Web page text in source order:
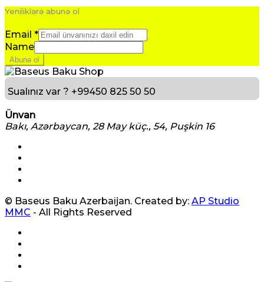
Yeniliklərə abunə ol
Email *
Name
Abunə ol
Sualınız var ? +99450 825 50 50
Ünvan
Bakı, Azərbaycan, 28 May küç., 54, Puşkin 16
© Baseus Baku Azerbaijan. Created by: AP Studio
MMC - All Rights Reserved